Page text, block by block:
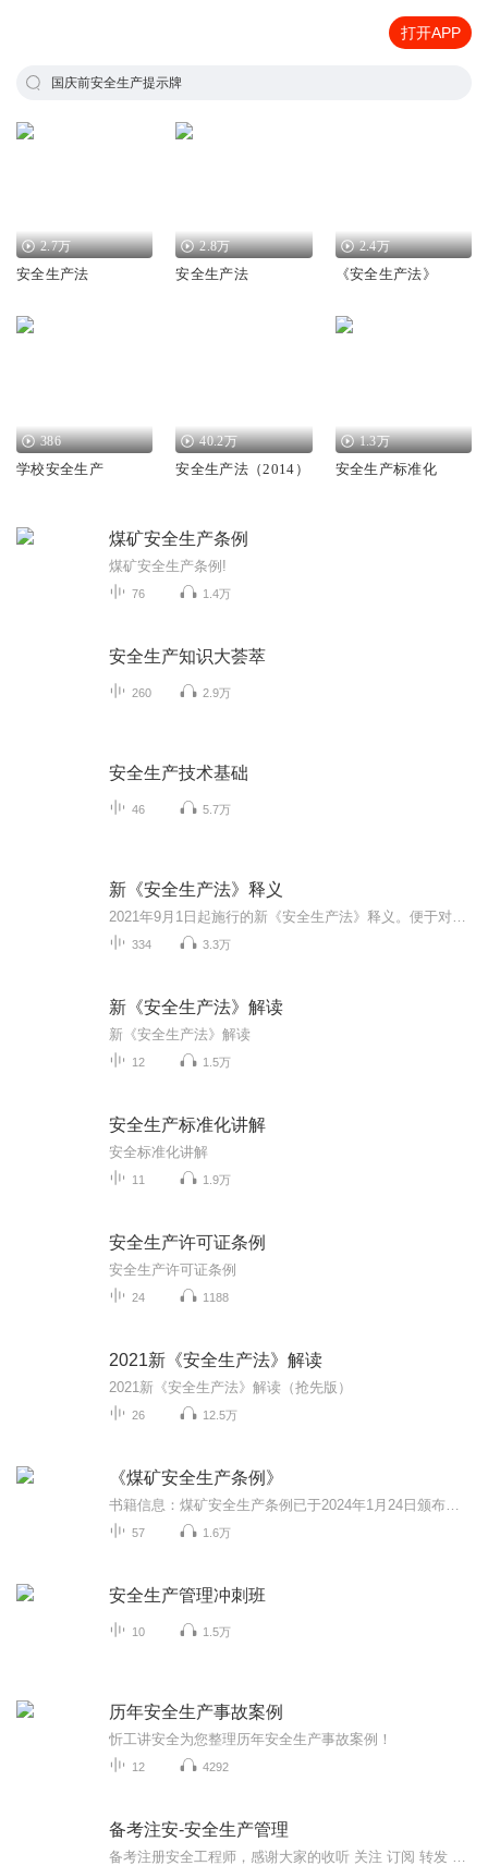
打开APP
国庆前安全生产提示牌
2.7万
安全生产法
2.8万
安全生产法
2.4万
《安全生产法》
386
学校安全生产
40.2万
安全生产法（2014）
1.3万
安全生产标准化
煤矿安全生产条例
煤矿安全生产条例!
76 1.4万
安全生产知识大荟萃
260 2.9万
安全生产技术基础
46 5.7万
新《安全生产法》释义
334 3.3万
新《安全生产法》解读
新《安全生产法》解读
12 1.5万
安全生产标准化讲解
安全标准化讲解
11 1.9万
安全生产许可证条例
安全生产许可证条例
24 1188
2021新《安全生产法》解读
2021新《安全生产法》解读（抢先版）
26 12.5万
《煤矿安全生产条例》
57 1.6万
安全生产管理冲刺班
10 1.5万
历年安全生产事故案例
忻工讲安全为您整理历年安全生产事故案例！
12 4292
备考注安-安全生产管理